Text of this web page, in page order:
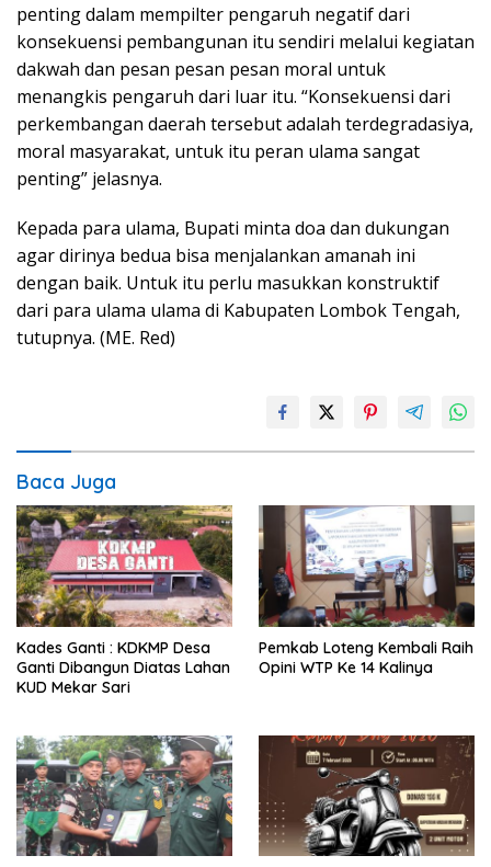
penting dalam mempilter pengaruh negatif dari
konsekuensi pembangunan itu sendiri melalui kegiatan
dakwah dan pesan pesan pesan moral untuk
menangkis pengaruh dari luar itu. “Konsekuensi dari
perkembangan daerah tersebut adalah terdegradasiya,
moral masyarakat, untuk itu peran ulama sangat
penting” jelasnya.
Kepada para ulama, Bupati minta doa dan dukungan
agar dirinya bedua bisa menjalankan amanah ini
dengan baik. Untuk itu perlu masukkan konstruktif
dari para ulama ulama di Kabupaten Lombok Tengah,
tutupnya. (ME. Red)
Baca Juga
Kades Ganti : KDKMP Desa
Ganti Dibangun Diatas Lahan
KUD Mekar Sari
Pemkab Loteng Kembali Raih
Opini WTP Ke 14 Kalinya